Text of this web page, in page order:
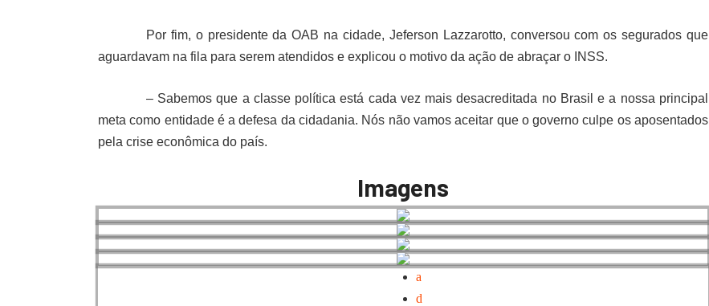
Por fim, o presidente da OAB na cidade, Jeferson Lazzarotto, conversou com os segurados que
aguardavam na fila para serem atendidos e explicou o motivo da ação de abraçar o INSS.
– Sabemos que a classe política está cada vez mais desacreditada no Brasil e a nossa principal
meta como entidade é a defesa da cidadania. Nós não vamos aceitar que o governo culpe os aposentados
pela crise econômica do país.
Imagens